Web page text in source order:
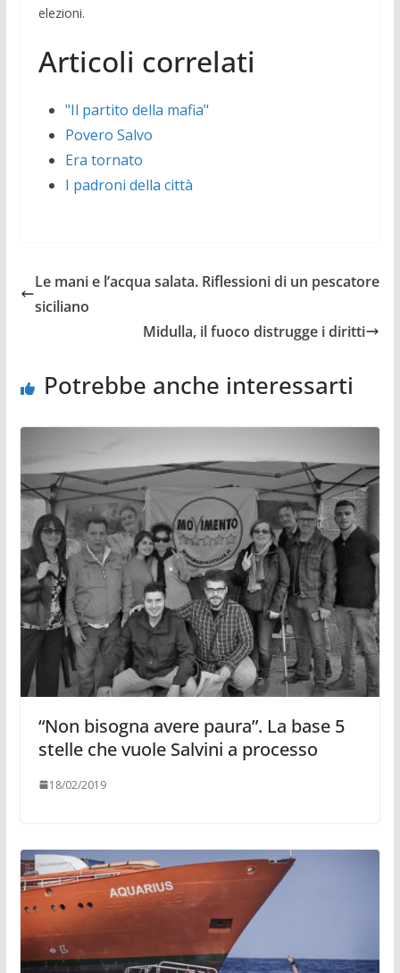
elezioni.
Articoli correlati
"Il partito della mafia"
Povero Salvo
Era tornato
I padroni della città
Le mani e l’acqua salata. Riflessioni di un pescatore
siciliano
Midulla, il fuoco distrugge i diritti
Potrebbe anche interessarti
“Non bisogna avere paura”. La base 5
stelle che vuole Salvini a processo
18/02/2019